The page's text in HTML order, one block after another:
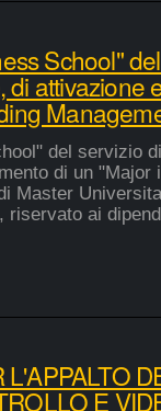
School"
attivazione
del servizio
di un "Major
Master
riservato ai
E